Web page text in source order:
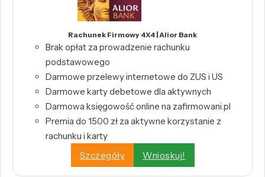
Rachunek Firmowy 4X4 | Alior Bank
Brak opłat za prowadzenie rachunku
podstawowego
Darmowe przelewy internetowe do ZUS i US
Darmowe karty debetowe dla aktywnych
Darmowa księgowość online na zafirmowani.pl
Premia do 1500 zł za aktywne korzystanie z
rachunku i karty
Szczegóły
Wnioskuj!